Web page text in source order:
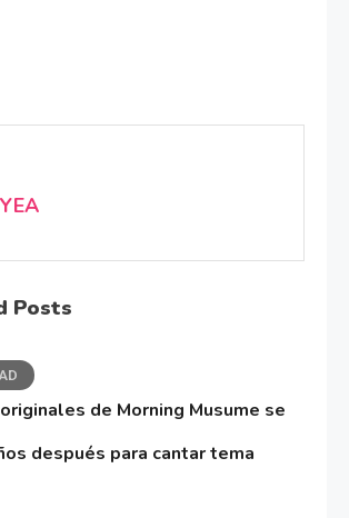
Posts
de Morning Musume se
después para cantar tema